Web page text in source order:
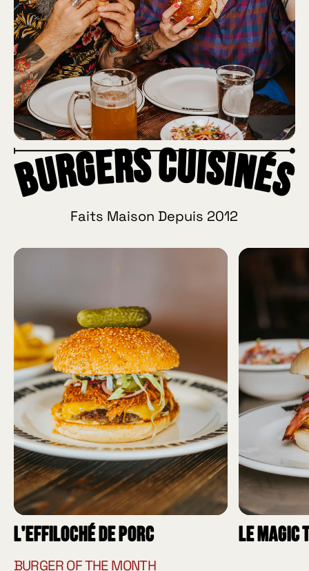
Burgers Cuisinés
Faits Maison Depuis 2012
L'effiloché de porc
BURGER OF THE MONTH
Le Magic